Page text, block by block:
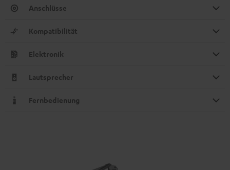
Anschlüsse
Kompatibilität
Elektronik
Lautsprecher
Fernbedienung